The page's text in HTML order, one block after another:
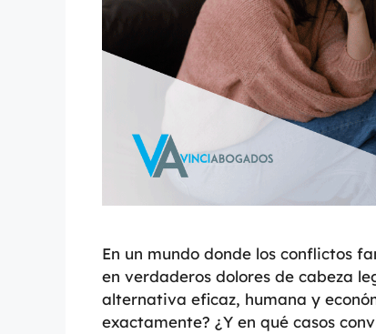
En un mundo donde los conflictos
en verdaderos dolores de cabeza
alternativa eficaz, humana y
exactamente? ¿Y en qué casos